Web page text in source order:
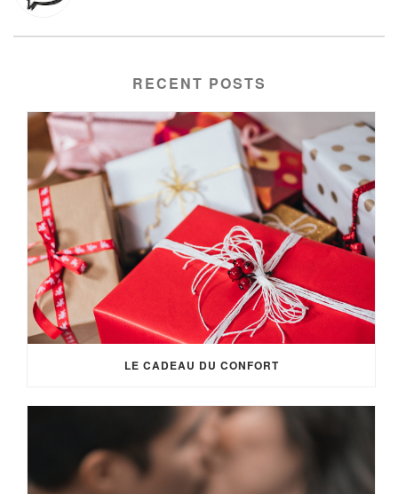
RECENT POSTS
LE CADEAU DU CONFORT